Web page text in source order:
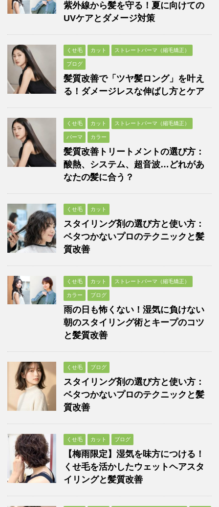
紫外線から髪を守る！夏に向けての
UVケアとダメージ対策
くせ毛 カット ストレートパーマ（縮毛矯正）
ブログ
髪質改善で「ツヤ髪ロング」を叶え
る！ダメージレスな伸ばし方とケア
くせ毛 カット ストレートパーマ（縮毛矯正）
パーマ カラー
髪質改善トリートメントの選び方：
酸熱、システム、超音波…どれがあ
なたの髪に合う？
くせ毛 カット
スタイリング剤の選び方と使い方：
ベタつかないプロのテクニックと髪
質改善
くせ毛 カット ストレートパーマ（縮毛矯正）
カラー ブログ
雨の日も怖くない！湿気に負けない
朝のスタイリング術とキープのコツ
と髪質改善
くせ毛 ブログ
スタイリング剤の選び方と使い方：
ベタつかないプロのテクニックと髪
質改善
くせ毛 カット ブログ
【梅雨限定】湿気を味方につける！
くせ毛を活かしたウェットヘアスタ
イリングと髪質改善